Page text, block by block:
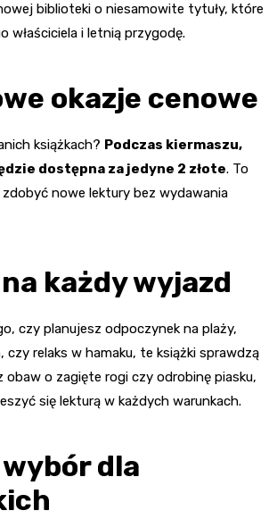
biblioteki o niesamowite tytuły, które
właściciela i letnią przygodę.
okazje cenowe
książkach? Podczas kiermaszu,
dostępna za jedyne 2 złote. To
zdobyć nowe lektury bez wydawania
każdy wyjazd
czy planujesz odpoczynek na plaży,
czy relaks w hamaku, te książki sprawdzą
obaw o zagięte rogi czy odrobinę piasku,
się lekturą w każdych warunkach.
dla